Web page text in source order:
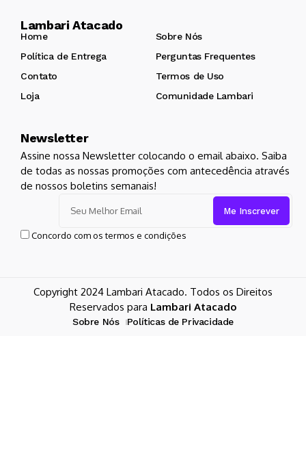
Lambari Atacado
Home
Sobre Nós
Política de Entrega
Perguntas Frequentes
Contato
Termos de Uso
Loja
Comunidade Lambari
Newsletter
Assine nossa Newsletter colocando o email abaixo. Saiba
de todas as nossas promoções com antecedência através
de nossos boletins semanais!
Concordo com os termos e condições
Copyright 2024 Lambari Atacado. Todos os Direitos
Reservados para Lambari Atacado
Sobre Nós Políticas de Privacidade